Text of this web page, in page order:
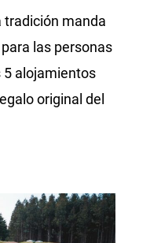
tradición manda
las personas
5 alojamientos
original del